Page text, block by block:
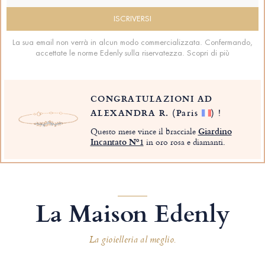
La sua email non verrà in alcun modo commercializzata. Confermando,
accettate le norme Edenly sulla riservatezza. Scopri di più
CONGRATULAZIONI AD
ALEXANDRA R. (Paris ) !
Questo mese vince il braccialeGiardino
Incantato Nº1 in oro rosa e diamanti.
La Maison Edenly
La gioielleria al meglio.